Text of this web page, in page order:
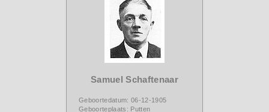
Samuel Schaftenaar
Geboortedatum: 06-12-1905
Geboorteplaats: Putten